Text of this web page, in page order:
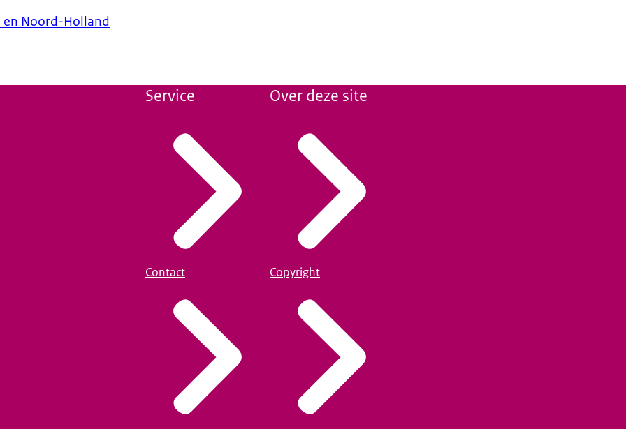
Noord-Holland
Service
Contact
Over deze site
Copyright